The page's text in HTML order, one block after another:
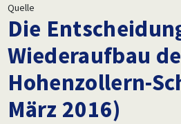
Quelle
Die
Wiederaufbau
Hohenzollern-
März 2016)